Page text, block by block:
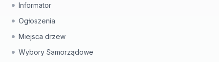
Informator
Ogłoszenia
Miejsca drzew
Wybory Samorządowe